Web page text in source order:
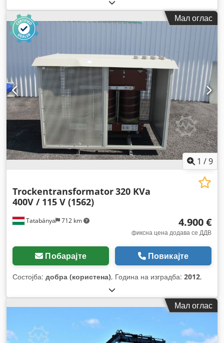
Мал оглас
1 /9
Tatabánya 712 km
Trockentransformator320 KVa
400V / 115 V (1562)
4.900 €
фиксна цена додава се ДДВ
Побарајте Повикајте
Состојба: добра (користена), Година на изградба: 2012,
Мал оглас